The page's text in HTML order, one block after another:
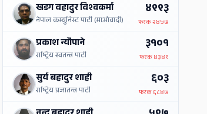
खडग वहादुर विश्वकर्मा
नेपाल कम्युनिस्ट पार्टी (माओवादी)
४९९३
फरक२४५७
प्रकाश न्यौपाने
राष्ट्रिय स्वतन्त्र पार्टी
३१०१
फरक४३४९
सुर्य बहादुर शाही
राष्ट्रिय प्रजातन्त्र पार्टी
६०३
फरक६८४७